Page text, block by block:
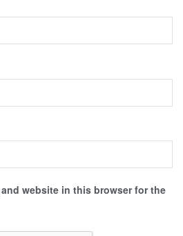
and website in this browser for the